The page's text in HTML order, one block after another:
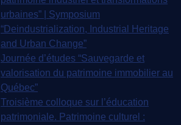
urbaines” | Symposium
“Deindustrialization, Industrial Heritage
and Urban Change”
Journée d’études “Sauvegarde et
valorisation du patrimoine immobilier au
Québec”
Troisième colloque sur l’éducation
patrimoniale. Patrimoine culturel :